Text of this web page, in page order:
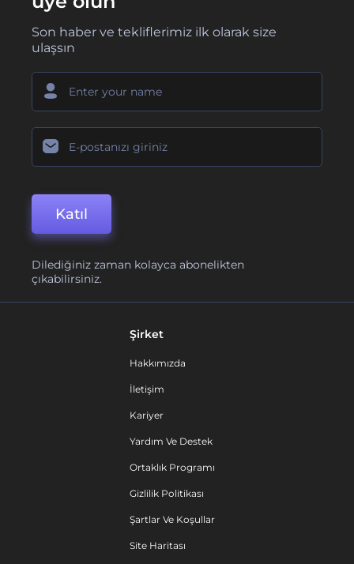
Son haber ve tekliflerimiz ilk olarak size
ulaşsın
Katıl
Dilediğiniz zaman kolayca abonelikten
çıkabilirsiniz.
Şirket
Hakkımızda
İletişim
Kariyer
Yardım Ve Destek
Ortaklık Programı
Gizlilik Politikası
Şartlar Ve Koşullar
Site Haritası